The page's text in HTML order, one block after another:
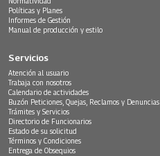
Políticas y Planes
Informes de Gestión
Manual de producción y estilo
Servicios
Atención al usuario
Trabaja con nosotros
Calendario de actividades
Buzón Peticiones, Quejas, Reclamos y Denuncias
Trámites y Servicios
Directorio de Funcionarios
Estado de su solicitud
Términos y Condiciones
Entrega de Obsequios